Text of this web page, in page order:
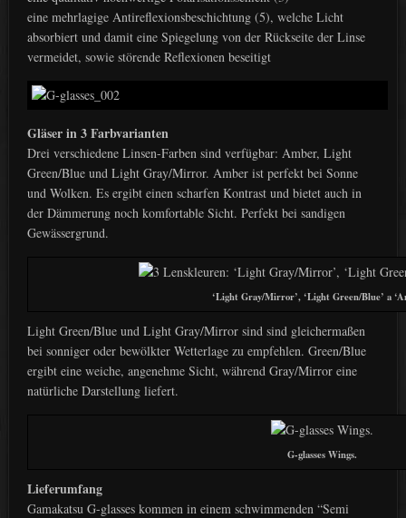
eine mehrlagige Antireflexionsbeschichtung (5), welche Licht
absorbiert und damit eine Spiegelung von der Rückseite der Linse
vermeidet, sowie störende Reflexionen beseitigt
Gläser in 3 Farbvarianten
Drei verschiedene Linsen-Farben sind verfügbar: Amber, Light
Green/Blue und Light Gray/Mirror. Amber ist perfekt bei Sonne
und Wolken. Es ergibt einen scharfen Kontrast und bietet auch in
der Dämmerung noch komfortable Sicht. Perfekt bei sandigen
Gewässergrund.
‘Light Gray/Mirror’, ‘Light Green/Blue’ a
Light Green/Blue und Light Gray/Mirror sind sind gleichermaßen
bei sonniger oder bewölkter Wetterlage zu empfehlen. Green/Blue
ergibt eine weiche, angenehme Sicht, während Gray/Mirror eine
natürliche Darstellung liefert.
G-glasses Wings.
Lieferumfang
Gamakatsu G-glasses kommen in einem schwimmenden “Semi